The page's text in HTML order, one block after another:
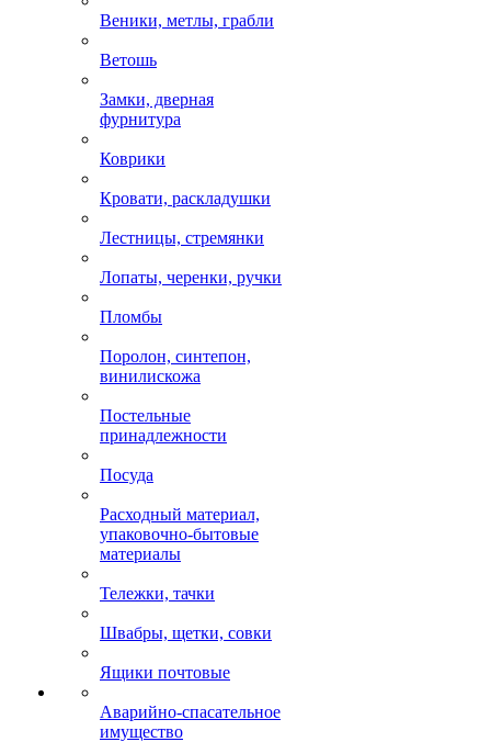
Веники, метлы, грабли
Ветошь
Замки, дверная
фурнитура
Коврики
Кровати, раскладушки
Лестницы, стремянки
Лопаты, черенки, ручки
Пломбы
Поролон, синтепон,
винилискожа
Постельные
принадлежности
Посуда
Расходный материал,
упаковочно-бытовые
материалы
Тележки, тачки
Швабры, щетки, совки
Ящики почтовые
Аварийно-спасательное
имущество